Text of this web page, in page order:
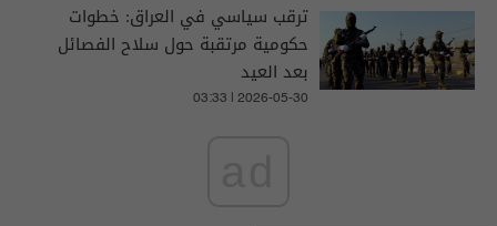
ترقب سياسي في العراق: خطوات
حكومية مرتقبة حول سلاح الفصائل
بعد العيد
03:33 | 2026-05-30